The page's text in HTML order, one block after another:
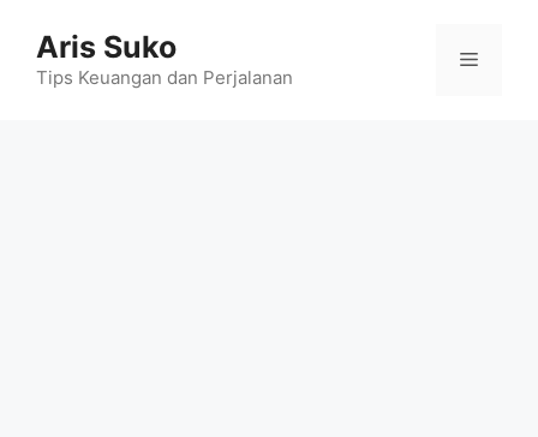
content
Aris Suko
Tips Keuangan dan Perjalanan
Menu